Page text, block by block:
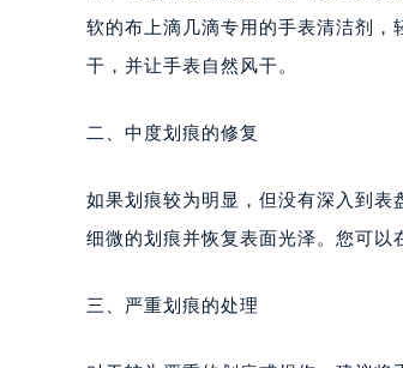
软的布上滴几滴专用的手表清洁剂
干，并让手表自然风干。
二、中度划痕的修复
如果划痕较为明显，但没有深入到
细微的划痕并恢复表面光泽。您可以
三、严重划痕的处理